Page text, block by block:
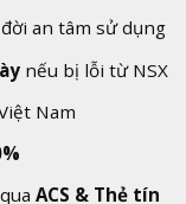
an tâm sử dụng
nếu bị lỗi từ NSX
Nam
ACS & Thẻ tín